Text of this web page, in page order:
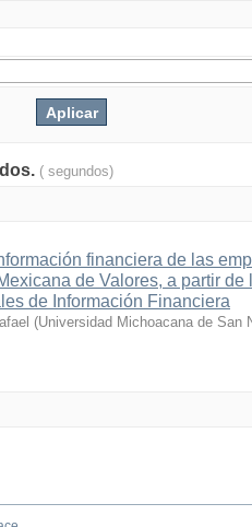
( segundos)
financiera de las
de Valores, a partir
de Información Financiera
(Universidad Michoacana de San